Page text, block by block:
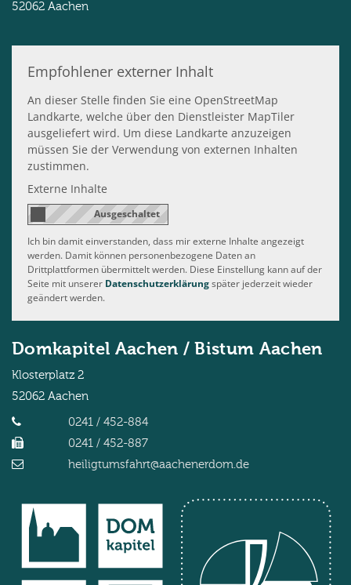
52062 Aachen
Empfohlener externer Inhalt
An dieser Stelle finden Sie eine OpenStreetMap
Landkarte, welche über den Dienstleister MapTiler
ausgeliefert wird. Um diese Landkarte anzuzeigen
müssen Sie der Verwendung von externen Inhalten
zustimmen.
Externe Inhalte
Ich bin damit einverstanden, dass mir externe Inhalte angezeigt
werden. Damit können personenbezogene Daten an
Drittplattformen übermittelt werden. Diese Einstellung kann auf der
Seite mit unserer Datenschutzerklärungspäter jederzeit wieder
geändert werden.
Domkapitel Aachen / Bistum Aachen
Klosterplatz 2
52062 Aachen
0241 / 452-884
0241 / 452-887
heiligtumsfahrt@aachenerdom.de